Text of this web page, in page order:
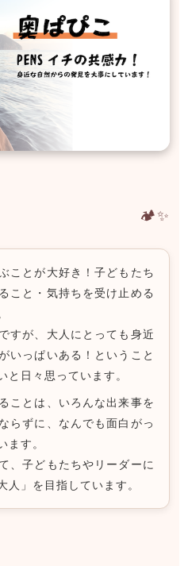
🏕️✨
ことが大好き！子どもたち
こと・気持ちを受け止める
すが、大人にとっても身近
いっぱいある！ということ
と日々思っています。
ことは、いろんな出来事を
らずに、なんでも面白がっ
ます。
、子どもたちやリーダーに
人」を目指しています。